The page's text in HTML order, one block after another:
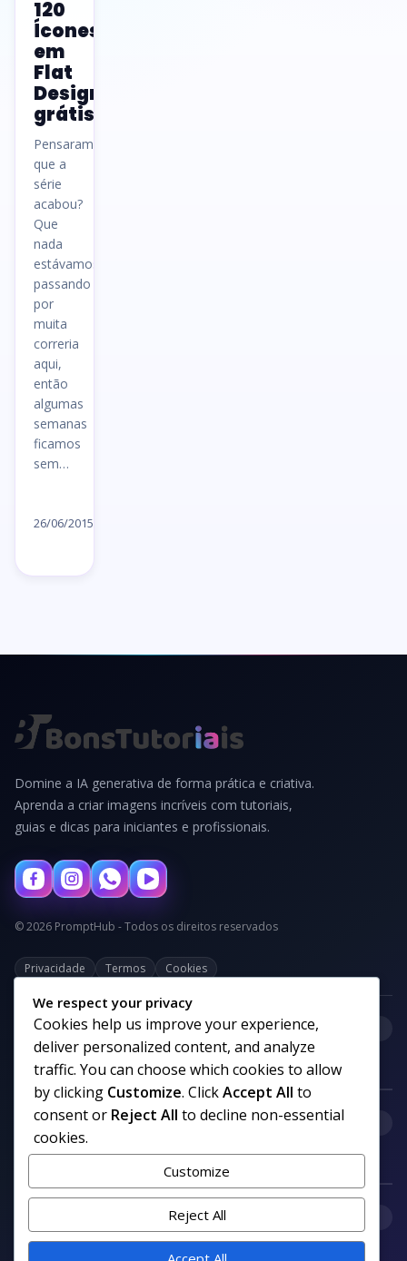
120
Ícones
em
Flat
Design
grátis
Pensaram
que a
série
acabou?
Que
nada
estávamos
passando
por
muita
correria
aqui,
então
algumas
semanas
ficamos
sem…
26/06/2015
Domine a IA generativa de forma prática e criativa.
Aprenda a criar imagens incríveis com tutoriais,
guias e dicas para iniciantes e profissionais.
© 2026 PromptHub - Todos os direitos reservados
Privacidade Termos Cookies
Categorias
Links uteis
We respect your privacy
Cookies help us improve your experience,
deliver personalized content, and analyze
traffic. You can choose which cookies to allow
by clicking Customize. ClickAccept All to
consent or Reject All to decline non-essential
cookies.
Customize
Reject All